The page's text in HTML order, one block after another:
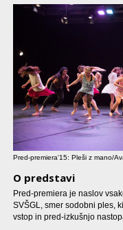
Pred-premiera'15: Pleši z mano/
O predstavi
Pred-premiera je naslov
SVŠGL, smer sodobni ples,
vstop in pred-izkušnjo